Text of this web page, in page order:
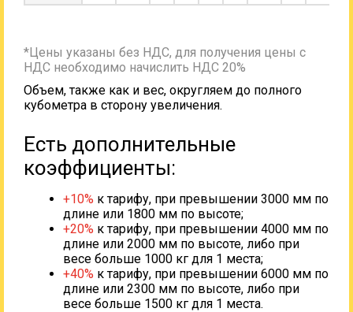
*Цены указаны без НДС, для получения цены с
НДС необходимо начислить НДС 20%
Объем, также как и вес, округляем до полного
кубометра в сторону увеличения.
Есть дополнительные
коэффициенты:
+10% к тарифу, при превышении 3000 мм по
длине или 1800 мм по высоте;
+20% к тарифу, при превышении 4000 мм по
длине или 2000 мм по высоте, либо при
весе больше 1000 кг для 1 места;
+40% к тарифу, при превышении 6000 мм по
длине или 2300 мм по высоте, либо при
весе больше 1500 кг для 1 места.